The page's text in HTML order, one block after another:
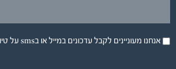
אנחנו מעוניינים לקבל עדכונים במייל או בsms על טיולים.